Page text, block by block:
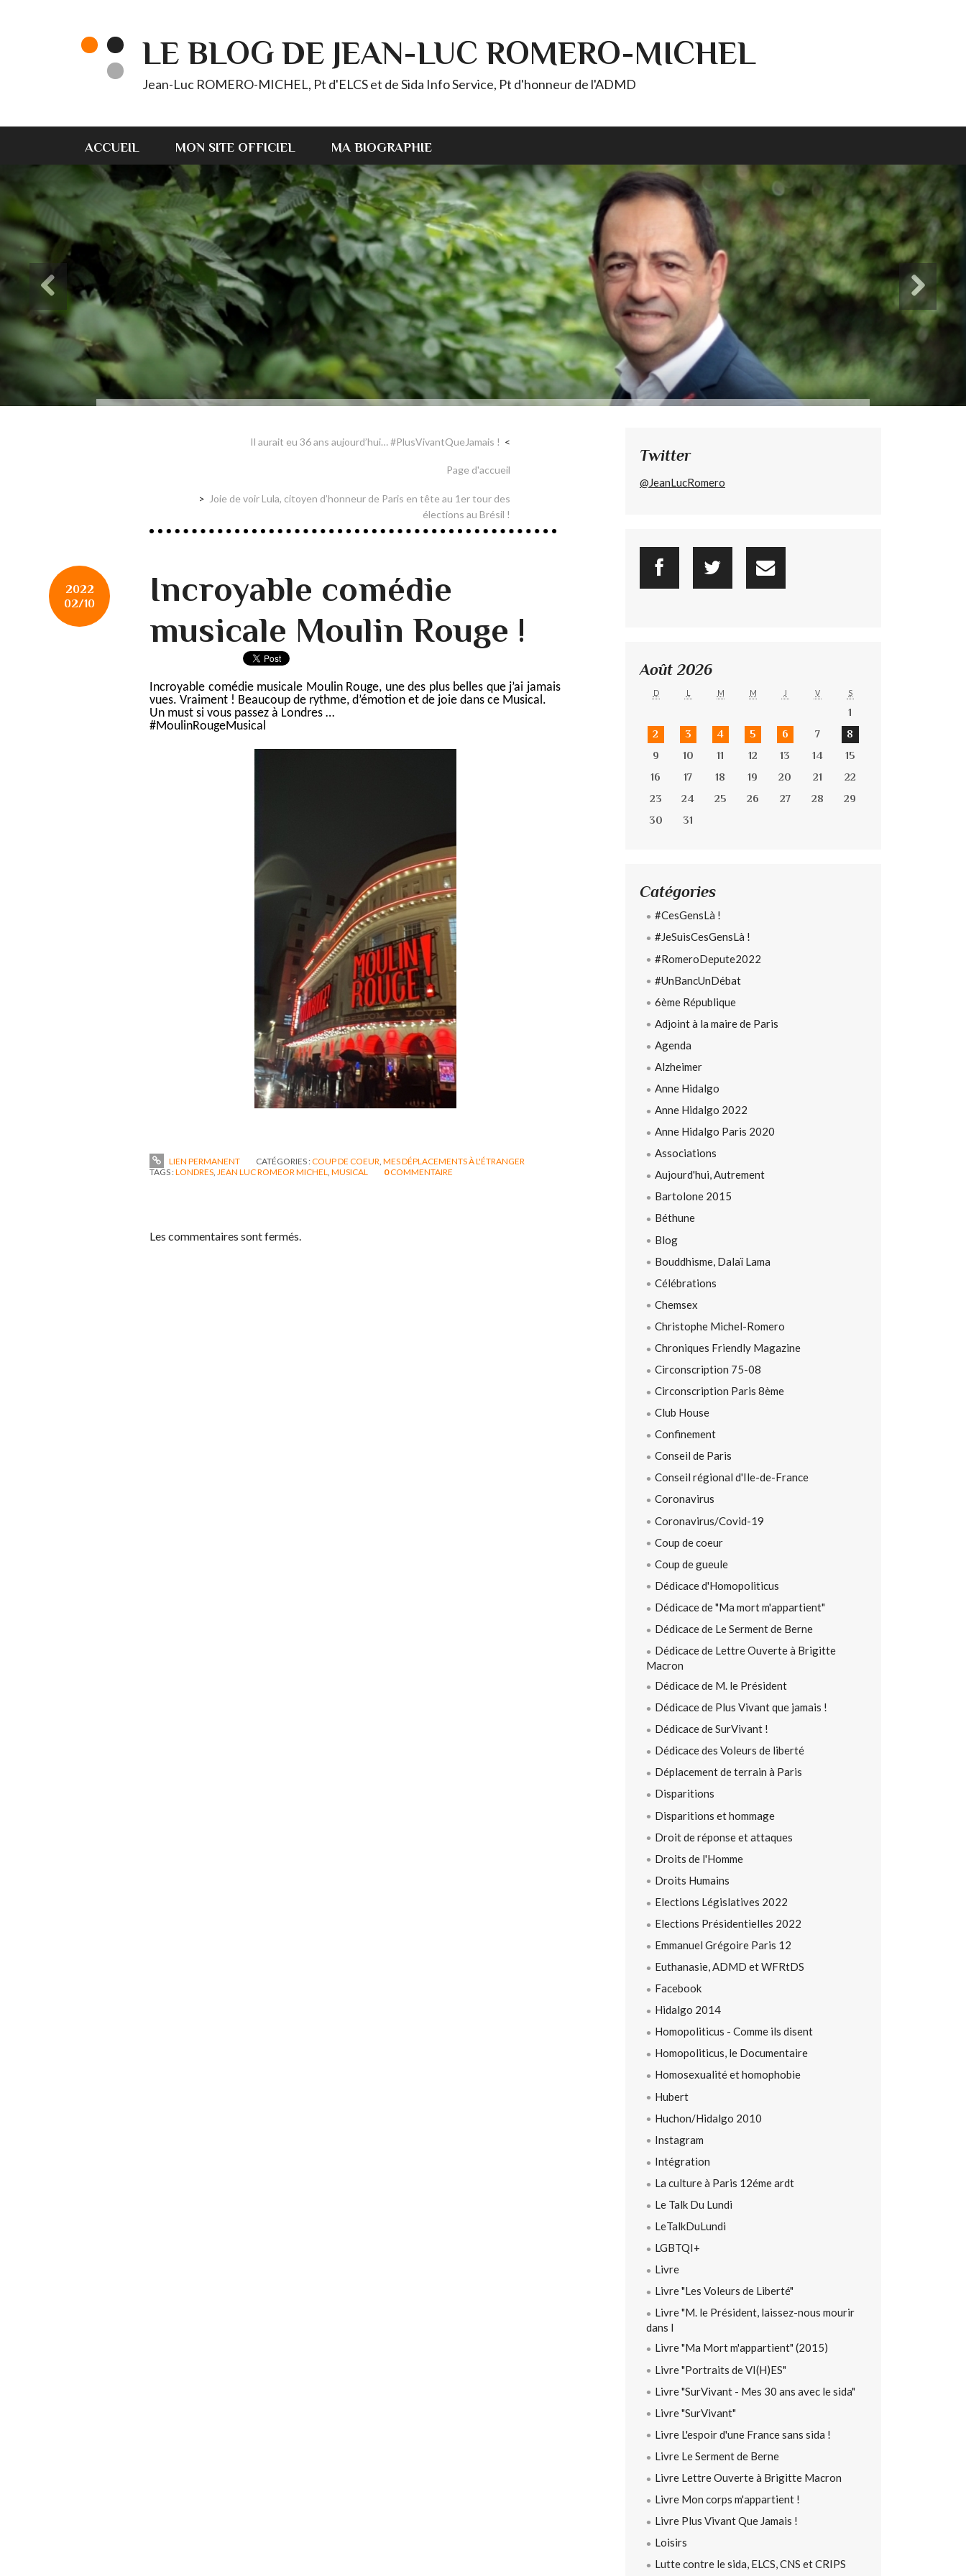
LE BLOG DE JEAN-LUC ROMERO-MICHEL
Jean-Luc ROMERO-MICHEL, Pt d'ELCS et de Sida Info Service, Pt d'honneur de l'ADMD
ACCUEIL MON SITE OFFICIEL MA BIOGRAPHIE
Il aurait eu 36 ans aujourd’hui… #PlusVivantQueJamais !
Page d'accueil
Joie de voir Lula, citoyen d’honneur de Paris en tête au 1er tour des
élections au Brésil !
2022
02/10
Incroyable comédie
musicale Moulin Rouge !
Incroyable comédie musicale Moulin Rouge, une des plus belles que j’ai jamais
vues. Vraiment ! Beaucoup de rythme, d’émotion et de joie dans ce Musical.
Un must si vous passez à Londres …
#MoulinRougeMusical
LIEN PERMANENT CATÉGORIES :COUP DE COEUR, MES DÉPLACEMENTS À L'ÉTRANGER
TAGS :LONDRES JEAN LUC ROMEOR MICHEL MUSICAL 0COMMENTAIRE
Les commentaires sont fermés.
Twitter
@JeanLucRomero
Août 2026
D L M M J V S
1
2
3 4 5 6 7
8
9
10 11 12 13 14
15
16
17 18 19 20 21
22
23
24 25 26 27 28
29
30
31
Catégories
#CesGensLà !
#JeSuisCesGensLà !
#RomeroDepute2022
#UnBancUnDébat
6ème République
Adjoint à la maire de Paris
Agenda
Alzheimer
Anne Hidalgo
Anne Hidalgo 2022
Anne Hidalgo Paris 2020
Associations
Aujourd'hui, Autrement
Bartolone 2015
Béthune
Blog
Bouddhisme, Dalaï Lama
Célébrations
Chemsex
Christophe Michel-Romero
Chroniques Friendly Magazine
Circonscription 75-08
Circonscription Paris 8ème
Club House
Confinement
Conseil de Paris
Conseil régional d'Ile-de-France
Coronavirus
Coronavirus/Covid-19
Coup de coeur
Coup de gueule
Dédicace d'Homopoliticus
Dédicace de "Ma mort m'appartient"
Dédicace de Le Serment de Berne
Dédicace de Lettre Ouverte à Brigitte
Macron
Dédicace de M. le Président
Dédicace de Plus Vivant que jamais !
Dédicace de SurVivant !
Dédicace des Voleurs de liberté
Déplacement de terrain à Paris
Disparitions
Disparitions et hommage
Droit de réponse et attaques
Droits de l'Homme
Droits Humains
Elections Législatives 2022
Elections Présidentielles 2022
Emmanuel Grégoire Paris 12
Euthanasie, ADMD et WFRtDS
Facebook
Hidalgo 2014
Homopoliticus - Comme ils disent
Homopoliticus, le Documentaire
Homosexualité et homophobie
Hubert
Huchon/Hidalgo 2010
Instagram
Intégration
La culture à Paris 12éme ardt
Le Talk Du Lundi
LeTalkDuLundi
LGBTQI+
Livre
Livre "Les Voleurs de Liberté"
Livre "M. le Président, laissez-nous mourir
dans l
Livre "Ma Mort m'appartient" (2015)
Livre "Portraits de VI(H)ES"
Livre "SurVivant - Mes 30 ans avec le sida"
Livre "SurVivant"
Livre L'espoir d'une France sans sida !
Livre Le Serment de Berne
Livre Lettre Ouverte à Brigitte Macron
Livre Mon corps m'appartient !
Livre Plus Vivant Que Jamais !
Loisirs
Lutte contre le sida, ELCS, CNS et CRIPS